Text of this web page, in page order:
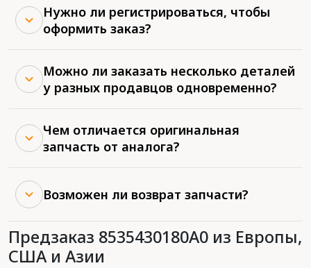
Нужно ли регистрироваться, чтобы
оформить заказ?
Можно ли заказать несколько деталей
у разных продавцов одновременно?
Чем отличается оригинальная
запчасть от аналога?
Возможен ли возврат запчасти?
Предзаказ 8535430180A0 из Европы,
США и Азии